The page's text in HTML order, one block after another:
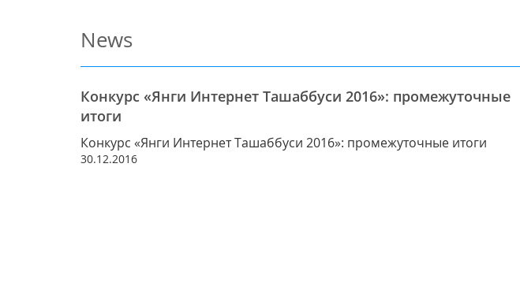
News
Конкурс «Янги Интернет Ташаббуси 2016»: промежуточные
итоги
Конкурс «Янги Интернет Ташаббуси 2016»: промежуточные итоги
30.12.2016